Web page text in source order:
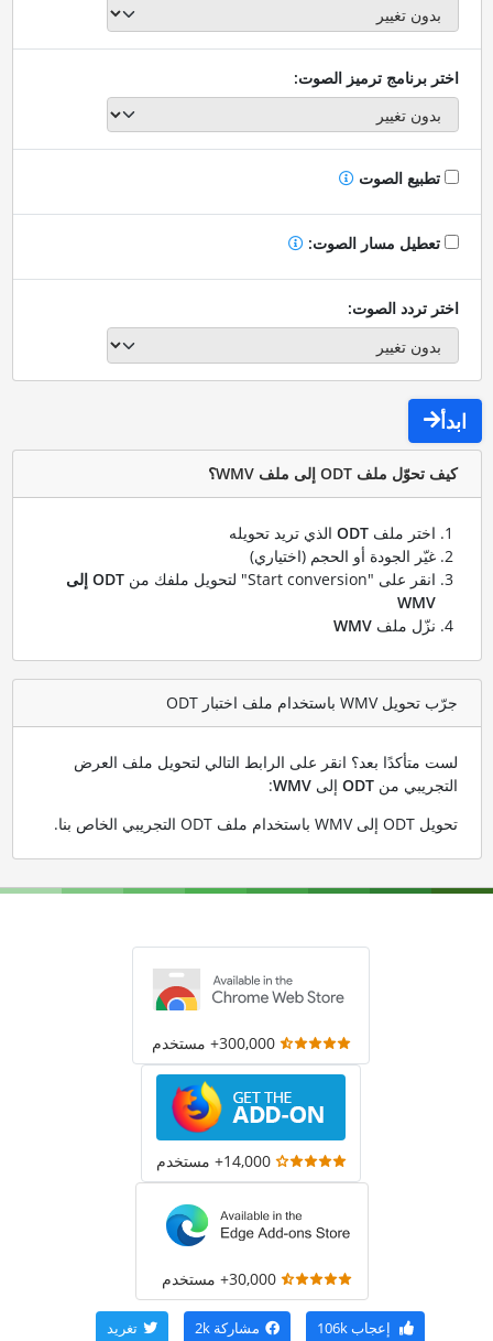
اختر برنامج ترميز الصوت:
تطبيع الصوت
تعطيل مسار الصوت:
اختر تردد الصوت:
ابدأ
كيف تحوّل ملف ODT إلى ملف WMV؟
اختر ملف ODTالذي تريد تحويله
غيّر الجودة أو الحجم (اختياري)
انقر على "Start conversion" لتحويل ملفك من
ODT إلى
WMV
نزّل ملف WMV
جرّب تحويل WMV باستخدام ملف اختبار ODT
لست متأكدًا بعد؟ انقر على الرابط التالي لتحويل ملف العرض
التجريبي من ODTإلى WMV
:
تحويل ODT إلى WMV باستخدام ملف ODT التجريبي الخاص بنا
.
300,000+ مستخدم
14,000+ مستخدم
30,000+ مستخدم
إعجاب106k مشاركة 2k تغريد